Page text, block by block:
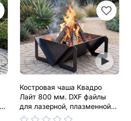
Костровая чаша Квадро
Лайт 800 мм. DXF файлы
для лазерной, плазменной
резки